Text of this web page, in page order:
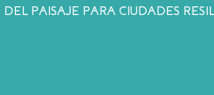
DEL PAISAJE PARA CIUDADES